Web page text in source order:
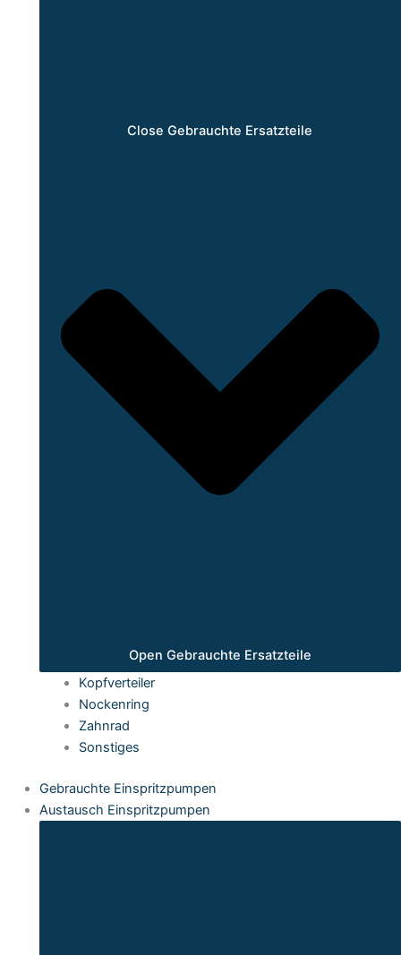
Close Gebrauchte Ersatzteile
Open Gebrauchte Ersatzteile
Kopfverteiler
Nockenring
Zahnrad
Sonstiges
Gebrauchte Einspritzpumpen
Austausch Einspritzpumpen